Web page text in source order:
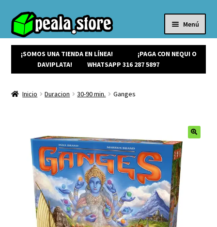
Menú
Productos
¡Ofertas!
¡NUEVOS!
Contacto
¡SOMOS UNA TIENDA EN LÍNEA!
¡PAGA CON NEQUI O
DAVIPLATA!
WHATSAPP 316 287 5897
Inicio Duracion 30-90 min. Ganges